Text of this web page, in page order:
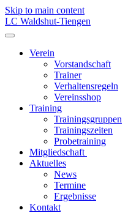
Skip to main content
LC Waldshut-Tiengen
Verein
Vorstandschaft
Trainer
Verhaltensregeln
Vereinsshop
Training
Trainingsgruppen
Trainingszeiten
Probetraining
Mitgliedschaft
Aktuelles
News
Termine
Ergebnisse
Kontakt